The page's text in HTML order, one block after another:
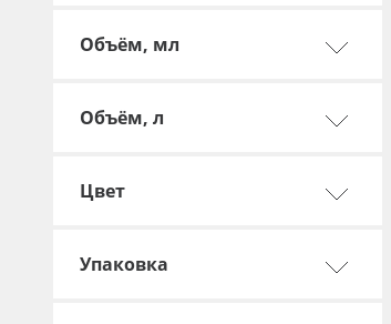
Oracal 641
Плёнка монтажная Oratape
ПЭТ бэклит
Объём, мл
Объём, л
Цвет
Упаковка